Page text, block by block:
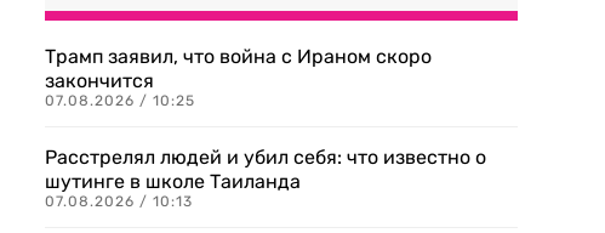
Трамп заявил, что война с Ираном скоро
закончится
07.08.2026 / 10:25
Расстрелял людей и убил себя: что известно о
шутинге в школе Таиланда
07.08.2026 / 10:13